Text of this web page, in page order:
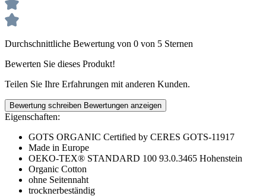
Durchschnittliche Bewertung von 0 von 5 Sternen
Bewerten Sie dieses Produkt!
Teilen Sie Ihre Erfahrungen mit anderen Kunden.
Bewertung schreiben Bewertungen anzeigen
Eigenschaften:
GOTS ORGANIC Certified by CERES GOTS-11917
Made in Europe
OEKO-TEX® STANDARD 100 93.0.3465 Hohenstein
Organic Cotton
ohne Seitennaht
trocknerbeständig